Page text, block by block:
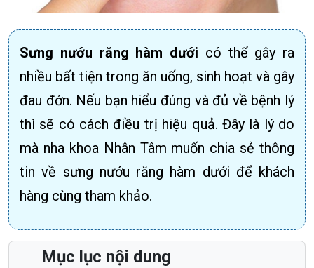
Sưng nướu răng hàm dưới có thể gây ra
nhiều bất tiện trong ăn uống, sinh hoạt và gây
đau đớn. Nếu bạn hiểu đúng và đủ về bệnh lý
thì sẽ có cách điều trị hiệu quả. Đây là lý do
mà nha khoa Nhân Tâm muốn chia sẻ thông
tin về sưng nướu răng hàm dưới để khách
hàng cùng tham khảo.
Mục lục nội dung